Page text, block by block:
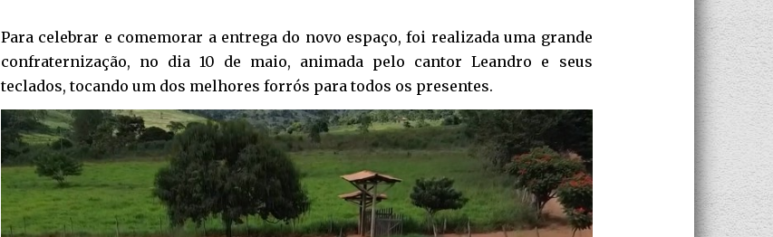
Para celebrar e comemorar a entrega do novo espaço, foi realizada uma grande
confraternização, no dia 10 de maio, animada pelo cantor Leandro e seus
teclados, tocando um dos melhores forrós para todos os presentes.